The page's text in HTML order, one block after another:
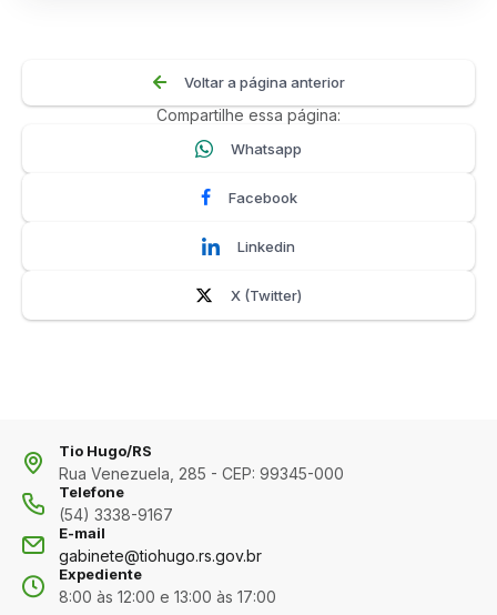
Voltar a página anterior
Compartilhe essa página:
Whatsapp
Facebook
Linkedin
X (Twitter)
Tio Hugo/RS
Rua Venezuela, 285 - CEP: 99345-000
Telefone
(54) 3338-9167
E-mail
gabinete@tiohugo.rs.gov.br
Expediente
8:00 às 12:00 e 13:00 às 17:00